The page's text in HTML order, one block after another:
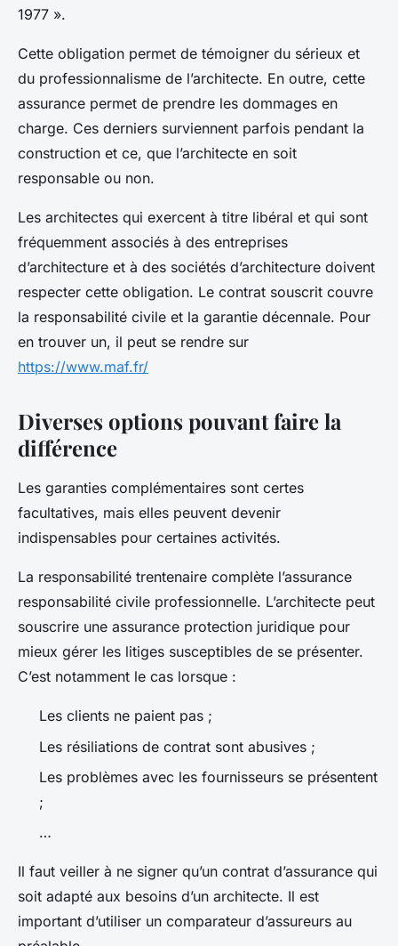
1977 ».
Cette obligation permet de témoigner du sérieux et
du professionnalisme de l’architecte. En outre, cette
assurance permet de prendre les dommages en
charge. Ces derniers surviennent parfois pendant la
construction et ce, que l’architecte en soit
responsable ou non.
Les architectes qui exercent à titre libéral et qui sont
fréquemment associés à des entreprises
d’architecture et à des sociétés d’architecture doivent
respecter cette obligation. Le contrat souscrit couvre
la responsabilité civile et la garantie décennale. Pour
en trouver un, il peut se rendre sur
https://www.maf.fr/
Diverses options pouvant faire la
différence
Les garanties complémentaires sont certes
facultatives, mais elles peuvent devenir
indispensables pour certaines activités.
La responsabilité trentenaire complète l’assurance
responsabilité civile professionnelle. L’architecte peut
souscrire une assurance protection juridique pour
mieux gérer les litiges susceptibles de se présenter.
C’est notamment le cas lorsque :
Les clients ne paient pas ;
Les résiliations de contrat sont abusives ;
Les problèmes avec les fournisseurs se présentent
;
…
Il faut veiller à ne signer qu’un contrat d’assurance qui
soit adapté aux besoins d’un architecte. Il est
important d’utiliser un comparateur d’assureurs au